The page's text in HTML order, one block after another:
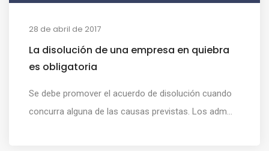
28 de abril de 2017
La disolución de una empresa en quiebra
es obligatoria
Se debe promover el acuerdo de disolución cuando
concurra alguna de las causas previstas. Los adm...